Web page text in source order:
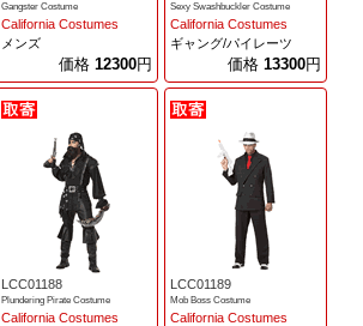
Gangster Costume
California Costumes
メンズ
価格 12300円
Sexy Swashbuckler Costume
California Costumes
ギャング/パイレーツ
価格 13300円
LCC01188
Plundering Pirate Costume
California Costumes
LCC01189
Mob Boss Costume
California Costumes